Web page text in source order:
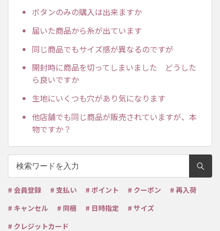
ボタンのみの購入は出来ますか
届いた商品から糸が出ています
同じ商品でもサイズ感が異なるのですが
開封時に商品を切ってしまいました どうした
ら良いですか
生地にいくつも穴があり気になります
他店舗でも同じ商品が販売されていますが、本
物ですか？
# 会員登録 # 支払い # ポイント # クーポン
# 再入荷
# キャンセル
# 同梱 # 日時指定
# サイズ
# クレジットカード